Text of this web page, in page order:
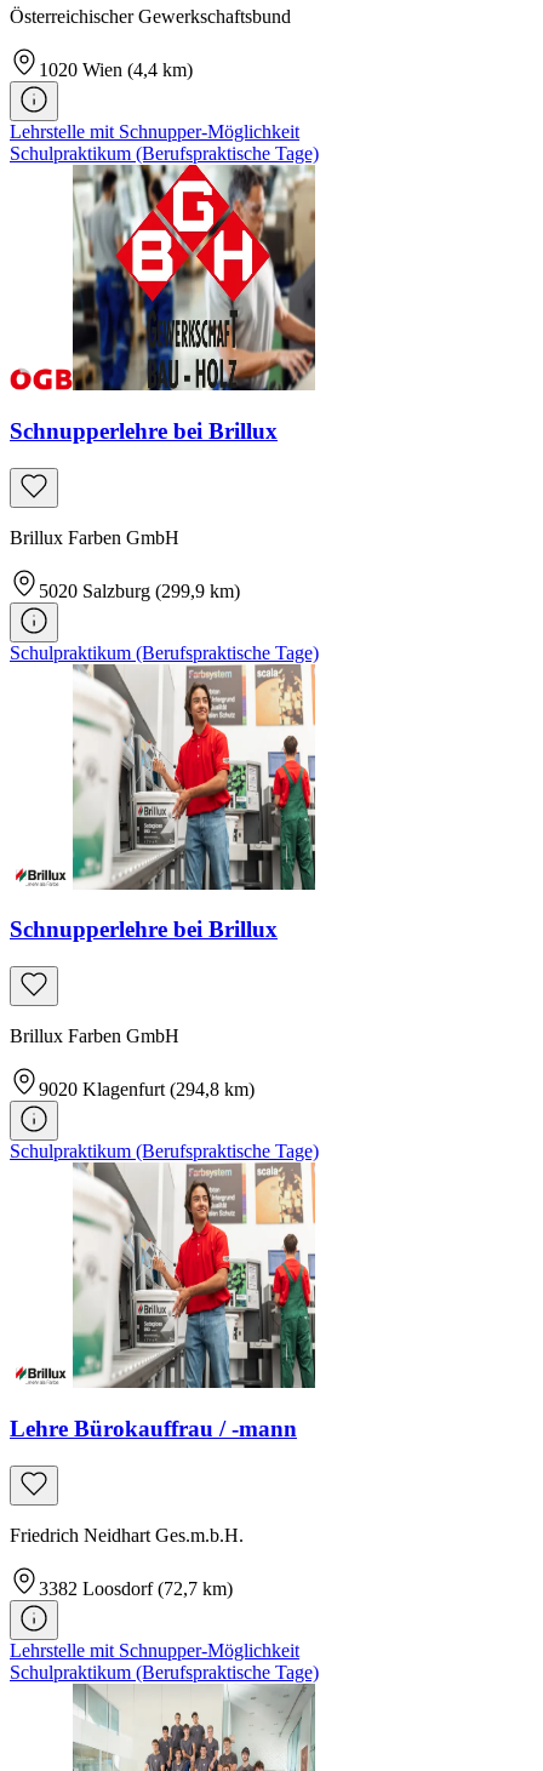
Österreichischer Gewerkschaftsbund
1020 Wien (4,4 km)
Lehrstelle mit Schnupper-Möglichkeit
Schulpraktikum (Berufspraktische Tage)
Schnupperlehre bei Brillux
Brillux Farben GmbH
5020 Salzburg (299,9 km)
Schulpraktikum (Berufspraktische Tage)
Schnupperlehre bei Brillux
Brillux Farben GmbH
9020 Klagenfurt (294,8 km)
Schulpraktikum (Berufspraktische Tage)
Lehre Bürokauffrau / -mann
Friedrich Neidhart Ges.m.b.H.
3382 Loosdorf (72,7 km)
Lehrstelle mit Schnupper-Möglichkeit
Schulpraktikum (Berufspraktische Tage)